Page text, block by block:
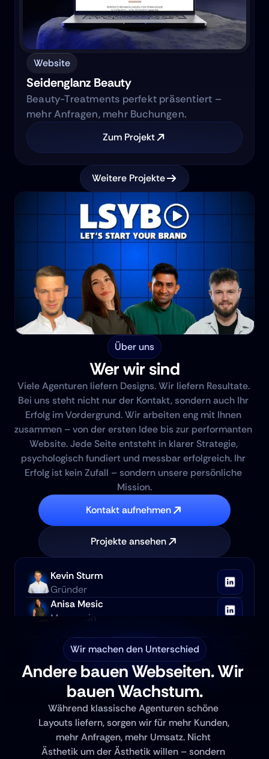
Seidenglanz Beauty
Website
Beauty-Treatments perfekt präsentiert –
mehr Anfragen, mehr Buchungen.
Zum Projekt
Weitere Projekte
Über uns
Wer wir sind
Viele Agenturen liefern Designs. Wir liefern Resultate.
Bei uns steht nicht nur der Kontakt, sondern auch Ihr
Erfolg im Vordergrund. Wir arbeiten eng mit Ihnen
zusammen – von der ersten Idee bis zur performanten
Website. Jede Seite entsteht in klarer Strategie,
psychologisch fundiert und messbar erfolgreich. Ihr
Erfolg ist kein Zufall – sondern unsere persönliche
Mission.
Kontakt aufnehmen
Projekte ansehen
Kevin Sturm
Gründer
Anisa Mesic
Managerin
Wir machen den Unterschied
Andere bauen Webseiten. Wir
bauen Wachstum.
Während klassische Agenturen schöne
Layouts liefern, sorgen wir für mehr Kunden,
mehr Anfragen, mehr Umsatz. Nicht
Ästhetik um der Ästhetik willen – sondern